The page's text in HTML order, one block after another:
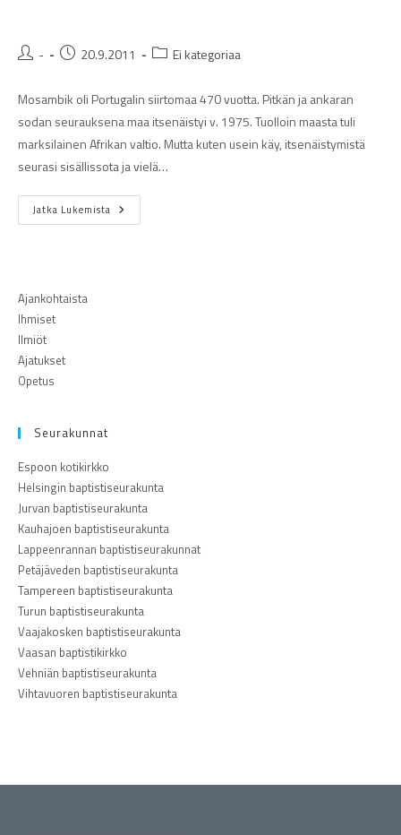
- 20.9.2011 Ei kategoriaa
Mosambik oli Portugalin siirtomaa 470 vuotta. Pitkän ja ankaran
sodan seurauksena maa itsenäistyi v. 1975. Tuolloin maasta tuli
marksilainen Afrikan valtio. Mutta kuten usein käy, itsenäistymistä
seurasi sisällissota ja vielä…
Jatka Lukemista
Ajankohtaista
Ihmiset
Ilmiöt
Ajatukset
Opetus
Seurakunnat
Espoon kotikirkko
Helsingin baptistiseurakunta
Jurvan baptistiseurakunta
Kauhajoen baptistiseurakunta
Lappeenrannan baptistiseurakunnat
Petäjäveden baptistiseurakunta
Tampereen baptistiseurakunta
Turun baptistiseurakunta
Vaajakosken baptistiseurakunta
Vaasan baptistikirkko
Vehniän baptistiseurakunta
Vihtavuoren baptistiseurakunta